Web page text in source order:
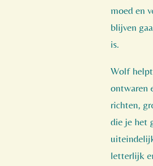
moed en
blijven
is.
Wolf
ontwaren
richten,
die je het
letterlijk